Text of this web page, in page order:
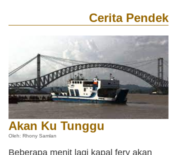
Cerita Pendek
Akan Ku Tunggu
Oleh: Rhony Samlan
Beberapa menit lagi kapal fery akan